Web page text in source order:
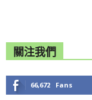
關注我們
66,672 Fans